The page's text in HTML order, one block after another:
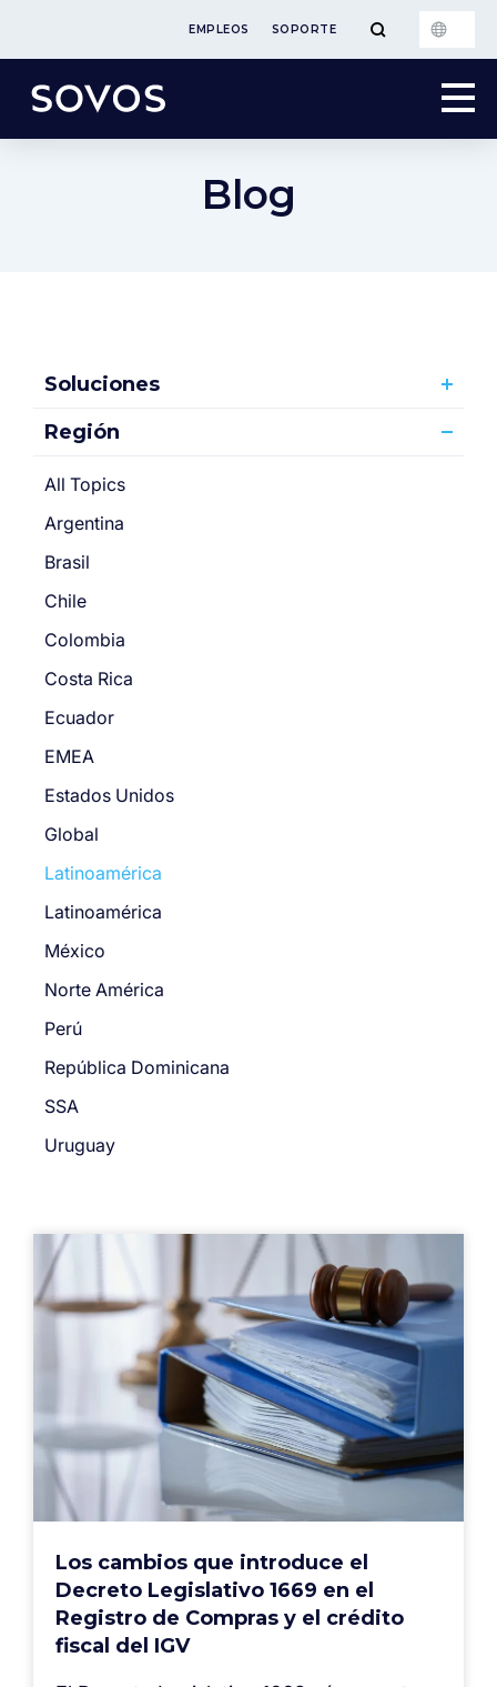
EMPLEOS SOPORTE
Blog
Soluciones
Región
All Topics
Argentina
Brasil
Chile
Colombia
Costa Rica
Ecuador
EMEA
Estados Unidos
Global
Latinoamérica
Latinoamérica
México
Norte América
Perú
República Dominicana
SSA
Uruguay
Los cambios que introduce el
Decreto Legislativo 1669 en el
Registro de Compras y el crédito
fiscal del IGV